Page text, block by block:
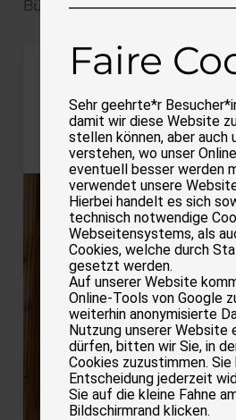
Büro-Kater darf natürlich
Sara
Vorstand der x-up
Faire
Sehr geehrte*r
damit wir diese Website
stellen können, aber auch
verstehen, wo unser
eventuell besser werden
verwendet unsere
Hierbei handelt es sich
technisch notwendige
Webseitensystems, als
Cookies, welche durch
gesetzt werden.
Auf unserer Website
Online-Tools von Google
weiterhin anonymisierte
Nutzung unserer Website
dürfen, bitten wir Sie, in
Cookies zuzustimmen. Sie
Entscheidung jederzeit
Sie auf die kleine Fahne
Bildschirmrand klicken.